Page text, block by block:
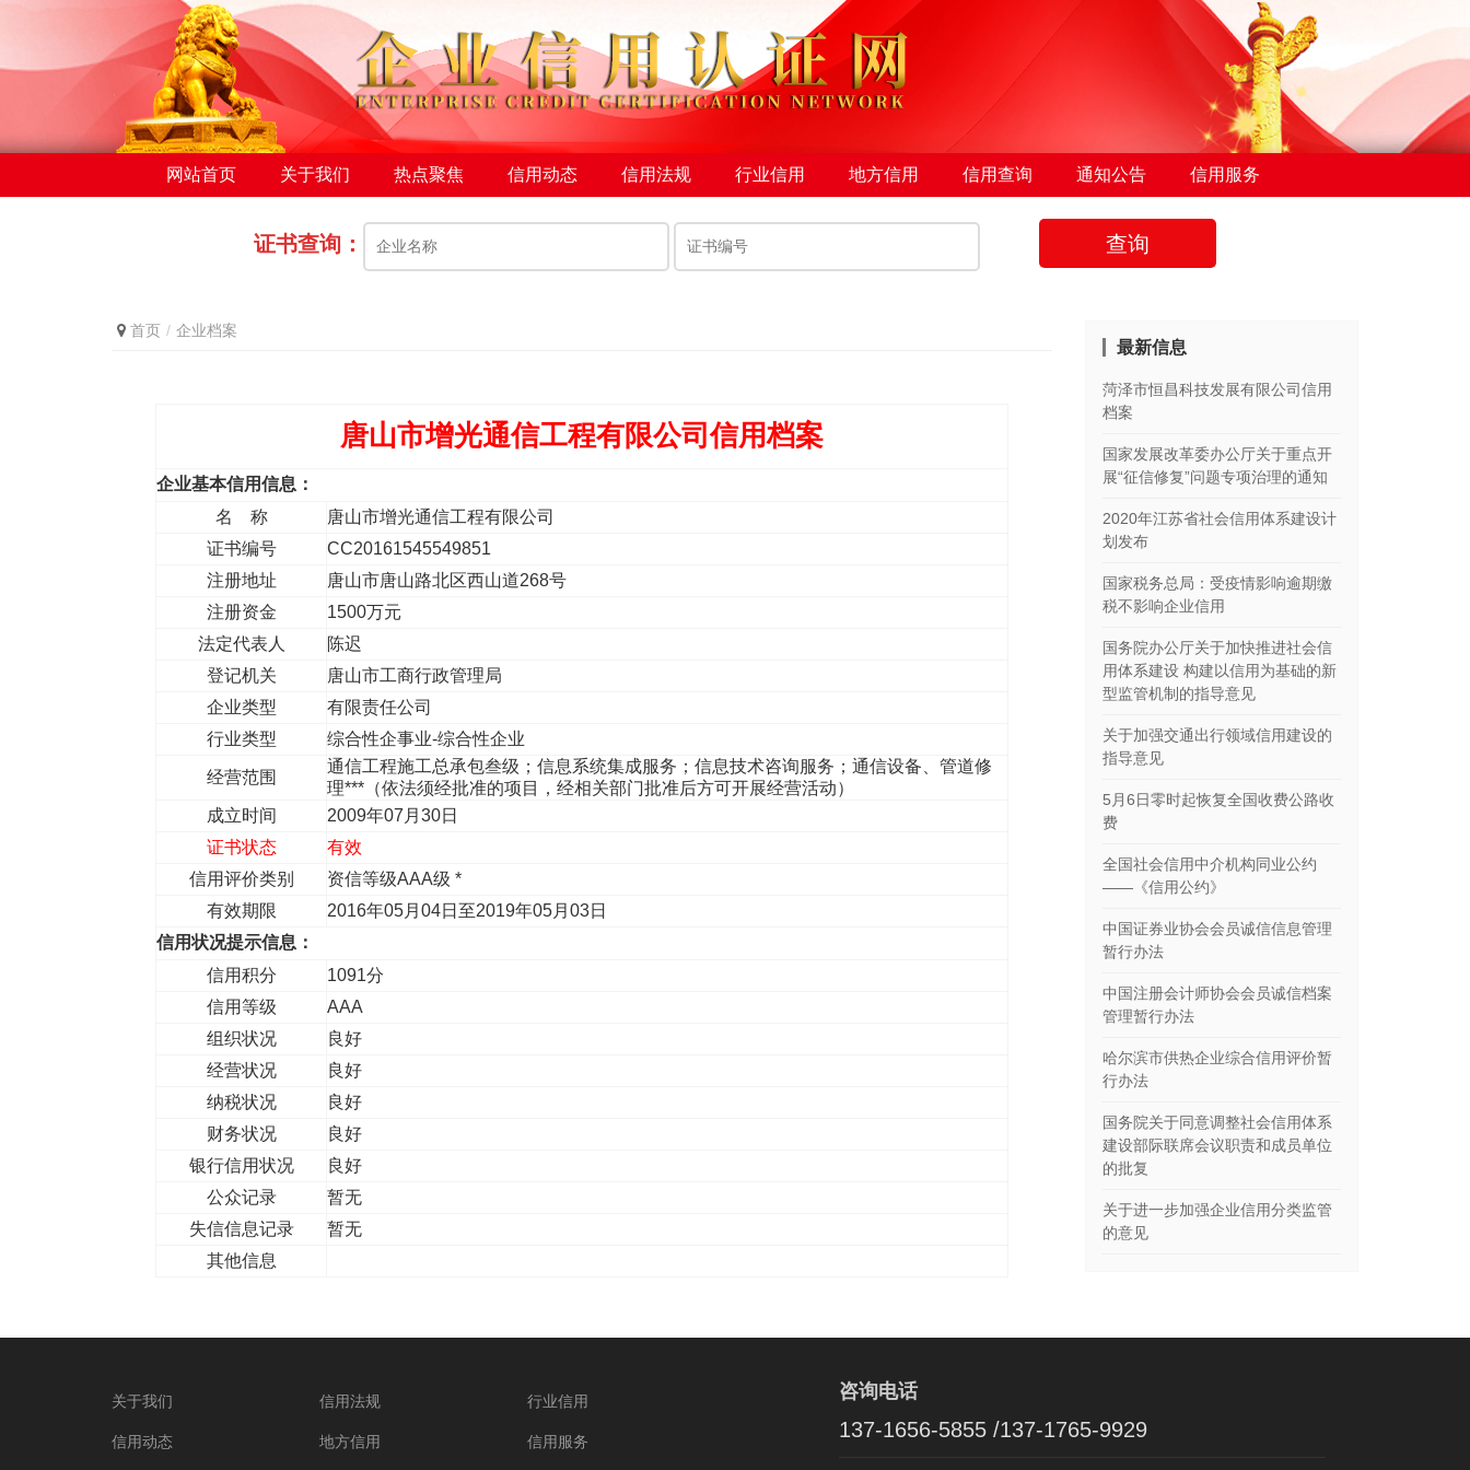
网站首页 关于我们 热点聚焦 信用动态 信用法规 行业信用 地方信用 信用查询 通知公告 信用服务
证书查询： 查询
首页 企业档案
唐山市增光通信工程有限公司信用档案
企业基本信用信息：
名 称
唐山市增光通信工程有限公司
证书编号
CC20161545549851
注册地址
唐山市唐山路北区西山道268号
注册资金
1500万元
法定代表人
陈迟
登记机关
唐山市工商行政管理局
企业类型
有限责任公司
行业类型
综合性企事业-综合性企业
经营范围
通信工程施工总承包叁级；信息系统集成服务；信息技术咨询服务；通信设备、管道修
理***（依法须经批准的项目，经相关部门批准后方可开展经营活动）
成立时间
2009年07月30日
证书状态
有效
信用评价类别
资信等级AAA级 *
有效期限
2016年05月04日至2019年05月03日
信用状况提示信息：
信用积分
1091分
信用等级
AAA
组织状况
良好
经营状况
良好
纳税状况
良好
财务状况
良好
银行信用状况
良好
公众记录
暂无
失信信息记录
暂无
其他信息
最新信息
菏泽市恒昌科技发展有限公司信用
档案
国家发展改革委办公厅关于重点开
展“征信修复”问题专项治理的通知
2020年江苏省社会信用体系建设计
划发布
国家税务总局：受疫情影响逾期缴
税不影响企业信用
国务院办公厅关于加快推进社会信
用体系建设 构建以信用为基础的新
型监管机制的指导意见
关于加强交通出行领域信用建设的
指导意见
5月6日零时起恢复全国收费公路收
费
全国社会信用中介机构同业公约
——《信用公约》
中国证券业协会会员诚信信息管理
暂行办法
中国注册会计师协会会员诚信档案
管理暂行办法
哈尔滨市供热企业综合信用评价暂
行办法
国务院关于同意调整社会信用体系
建设部际联席会议职责和成员单位
的批复
关于进一步加强企业信用分类监管
的意见
关于我们
信用动态
信用法规
地方信用
行业信用
信用服务
咨询电话
137-1656-5855 /137-1765-9929